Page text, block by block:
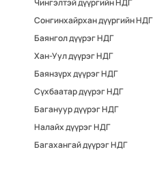
Чингэлтэй дүүргийн НДГ
Сонгинхайрхан дүүргийн НДГ
Баянгол дүүрэг НДГ
Хан-Уул дүүрэг НДГ
Баянзүрх дүүрэг НДГ
Сүхбаатар дүүрэг НДГ
Багануур дүүрэг НДГ
Налайх дүүрэг НДГ
Багахангай дүүрэг НДГ